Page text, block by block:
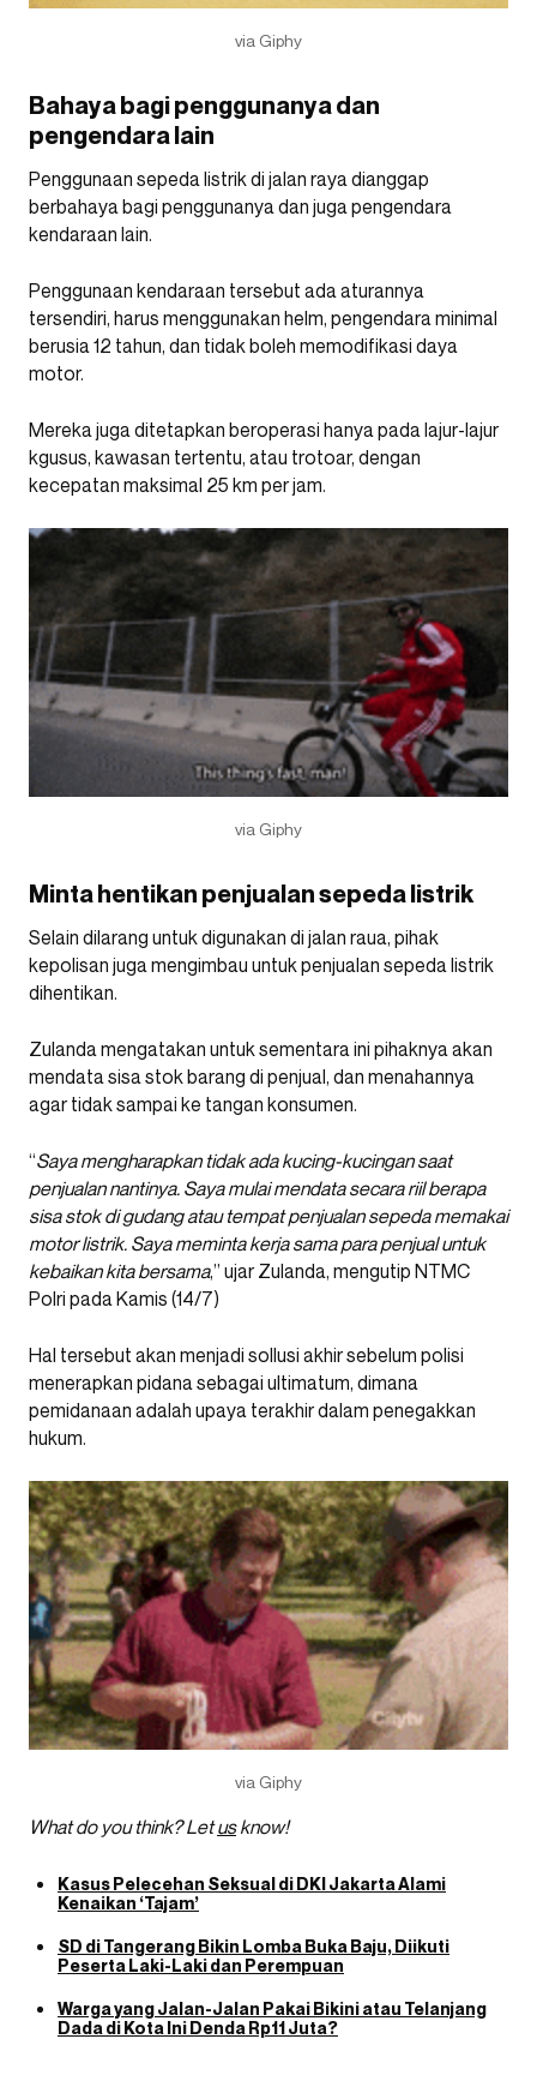
via Giphy
Bahaya bagi penggunanya dan
pengendara lain
Penggunaan sepeda listrik di jalan raya dianggap
berbahaya bagi penggunanya dan juga pengendara
kendaraan lain.
Penggunaan kendaraan tersebut ada aturannya
tersendiri, harus menggunakan helm, pengendara minimal
berusia 12 tahun, dan tidak boleh memodifikasi daya
motor.
Mereka juga ditetapkan beroperasi hanya pada lajur-lajur
kgusus, kawasan tertentu, atau trotoar, dengan
kecepatan maksimal 25 km per jam.
via Giphy
Minta hentikan penjualan sepeda listrik
Selain dilarang untuk digunakan di jalan raua, pihak
kepolisan juga mengimbau untuk penjualan sepeda listrik
dihentikan.
Zulanda mengatakan untuk sementara ini pihaknya akan
mendata sisa stok barang di penjual, dan menahannya
agar tidak sampai ke tangan konsumen.
“Saya mengharapkan tidak ada kucing-kucingan saat
penjualan nantinya. Saya mulai mendata secara riil berapa
sisa stok di gudang atau tempat penjualan sepeda memakai
motor listrik. Saya meminta kerja sama para penjual untuk
kebaikan kita bersama,” ujar Zulanda, mengutip NTMC
Polri pada Kamis (14/7)
Hal tersebut akan menjadi sollusi akhir sebelum polisi
menerapkan pidana sebagai ultimatum, dimana
pemidanaan adalah upaya terakhir dalam penegakkan
hukum.
via Giphy
What do you think? Letusknow!
Kasus Pelecehan Seksual di DKI Jakarta Alami
Kenaikan ‘Tajam’
SD di Tangerang Bikin Lomba Buka Baju, Diikuti
Peserta Laki-Laki dan Perempuan
Warga yang Jalan-Jalan Pakai Bikini atau Telanjang
Dada di Kota Ini Denda Rp11 Juta?